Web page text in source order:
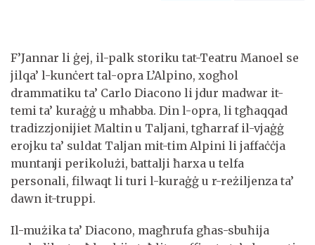
F’Jannar li ġej, il-palk storiku tat-Teatru Manoel se
jilqa’ l-kunċert tal-opra L’Alpino, xogħol
drammatiku ta’ Carlo Diacono li jdur madwar it-
temi ta’ kuraġġ u mħabba. Din l-opra, li tgħaqqad
tradizzjonijiet Maltin u Taljani, tgħarraf il-vjaġġ
erojku ta’ suldat Taljan mit-tim Alpini li jaffaċċja
muntanji perikolużi, battalji ħarxa u telfa
personali, filwaqt li turi l-kuraġġ u r-reżiljenza ta’
dawn it-truppi.
Il-mużika ta’ Diacono, magħrufa għas-sbuħija